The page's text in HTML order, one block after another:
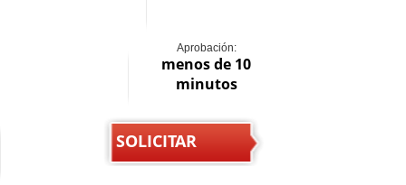
Aprobación:
menos de 10
minutos
SOLICITAR